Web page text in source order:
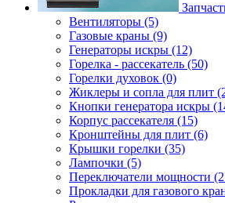
Вентиляторы (5)
Газовые краны (9)
Генераторы искры (12)
Горелка - рассекатель (50)
Горелки духовок (0)
Жиклеры и сопла для плит
Кнопки генератора искры
Корпус рассекателя (15)
Кронштейны для плит (6)
Крышки горелки (35)
Лампочки (5)
Переключатели мощности
Прокладки для газового